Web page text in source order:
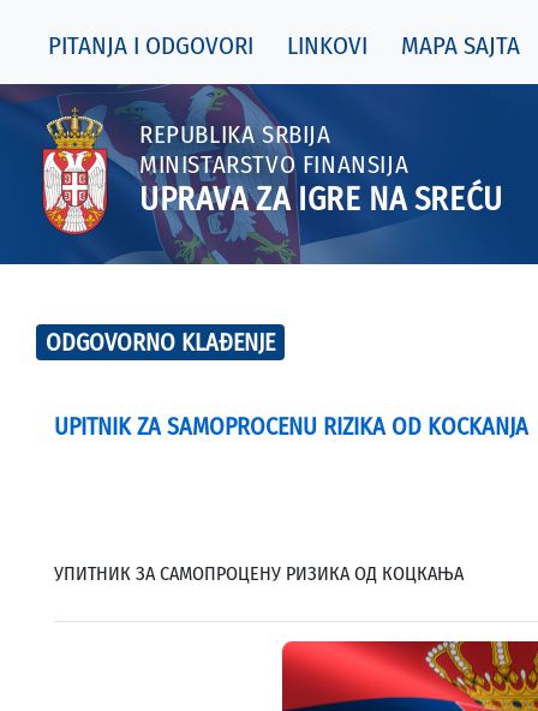
PITANJA I ODGOVORI LINKOVI MAPA SAJTA
REPUBLIKA SRBIJA
MINISTARSTVO FINANSIJA
UPRAVA ZA IGRE NA SREĆU
ODGOVORNO KLAĐENJE
UPITNIK ZA SAMOPROCENU RIZIKA OD KOCKANJA
УПИТНИК ЗА САМОПРОЦЕНУ РИЗИКА ОД КОЦКАЊА